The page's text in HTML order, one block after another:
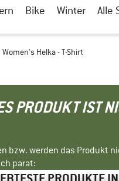
Bike Winter Alle
Women's Helka - T-Shirt
PRODUKT IST
bzw. werden das Produkt
parat: